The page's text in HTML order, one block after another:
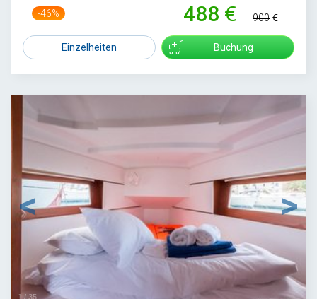
-46% 488 900
Einzelheiten Buchung
1 / 35